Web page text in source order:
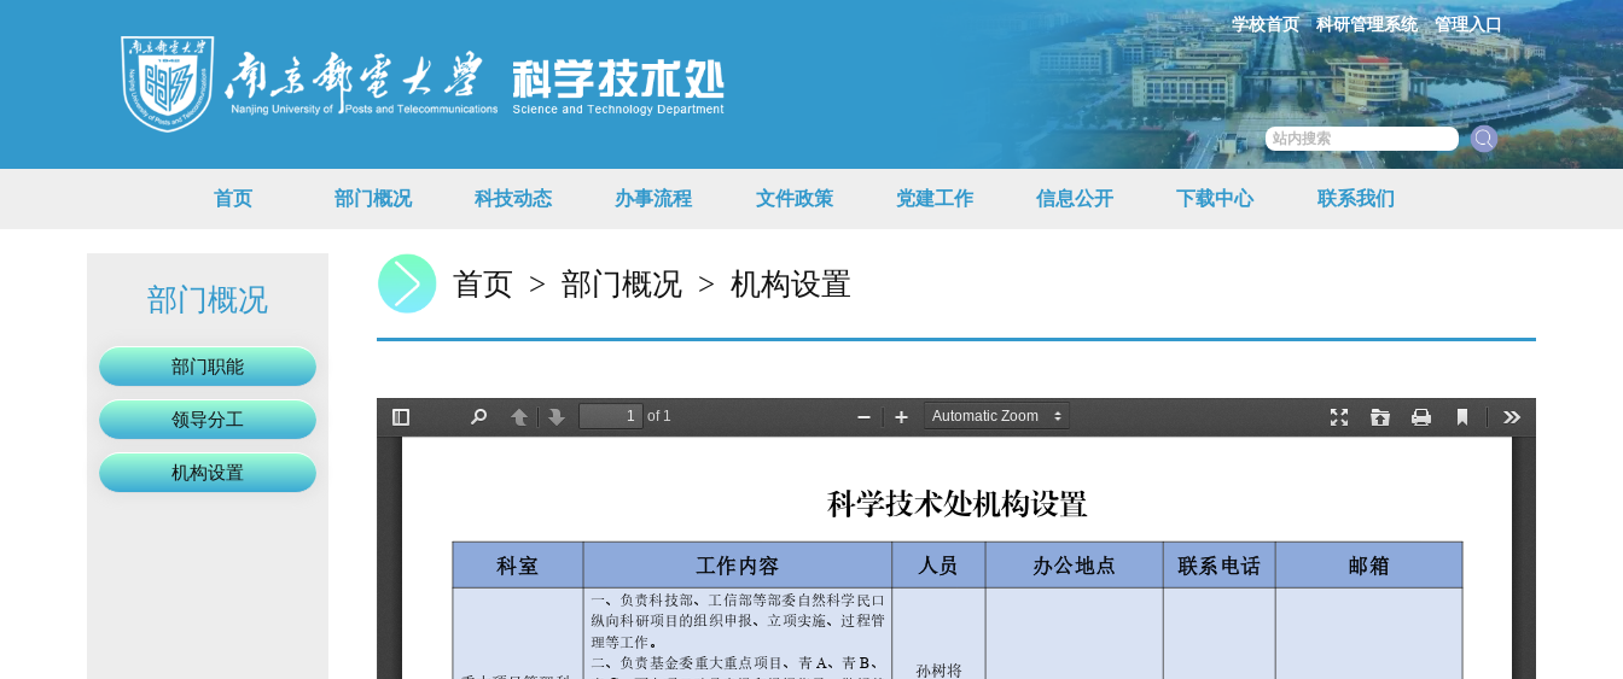
学校首页 科研管理系统 管理入口
首页 部门概况 科技动态 办事流程 文件政策 党建工作 信息公开 下载中心 联系我们
部门概况
部门职能
领导分工
机构设置
首页 > 部门概况 > 机构设置